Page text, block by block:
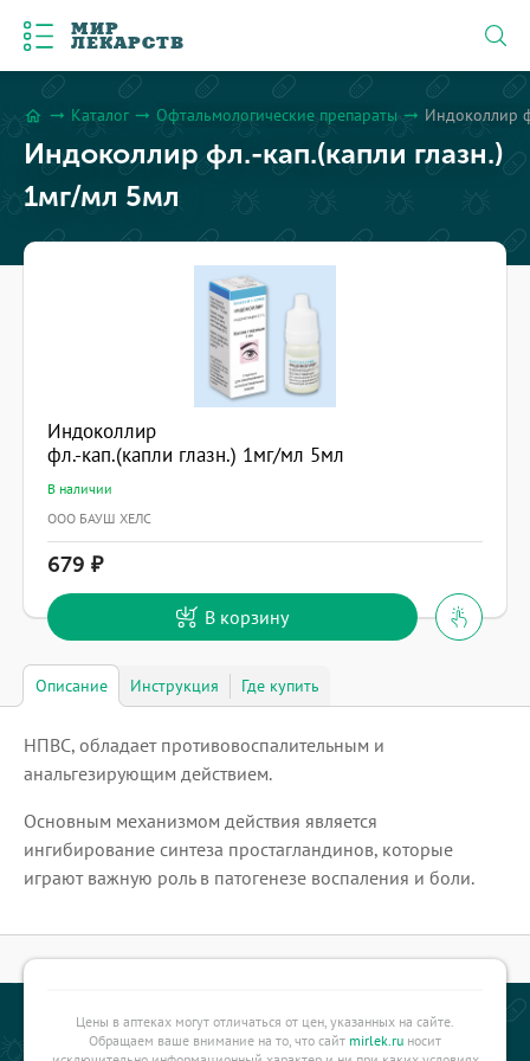
МИР
ЛЕКАРСТВ
home arrow_right_alt Каталог arrow_right_alt Офтальмологические препараты arrow_right_alt Индоколлир
Индоколлир фл.-кап.(капли глазн.)
1мг/мл 5мл
Индоколлир
фл.-кап.(капли глазн.) 1мг/мл 5мл
В наличии
ООО БАУШ ХЕЛС
679
В корзину
Описание Инструкция Где купить
НПВС, обладает противовоспалительным и
анальгезирующим действием.
Основным механизмом действия является
ингибирование синтеза простагландинов, которые
играют важную роль в патогенезе воспаления и боли.
Цены в аптеках могут отличаться от цен, указанных на сайте.
Обращаем ваше внимание на то, что сайт mirlek.ru носит